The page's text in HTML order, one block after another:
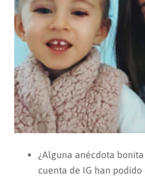
¿Alguna anécdota
cuenta de IG han